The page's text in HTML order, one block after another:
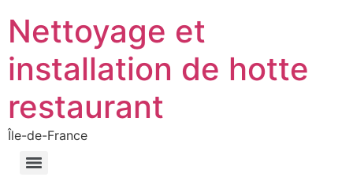
Nettoyage et
installation de hotte
restaurant
Île-de-France